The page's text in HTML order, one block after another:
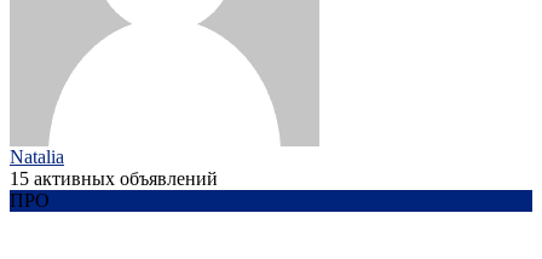
Natalia
15 активных объявлений
ПРО